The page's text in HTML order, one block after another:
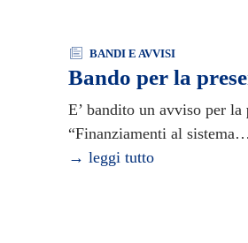
BANDI E AVVISI
Bando per la
E’ bandito un avviso per la
“Finanziamenti al sistema…
→ leggi tutto